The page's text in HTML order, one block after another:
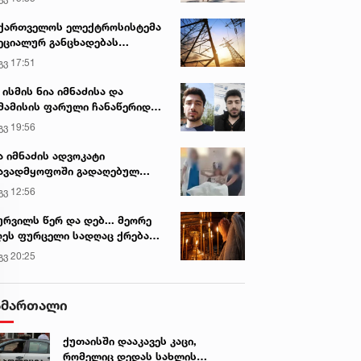
ელექტროსისტემა
განცხადებას
17:51
ნია იმნაძისა და
ფარული ჩანაწერიდან
ავალიანის მკვლელობის
19:56
იმნაძის ადვოკატი
გადაღებულ
ავრცელებს
12:56
წერ და დებ... მეორე
ფურცელი სადღაც ქრება
სურვილი სრულდება...“ -
ტაძარი შიდა
20:25
ქუთაისში დააკავეს კაცი,
რომელიც დედას სახლის